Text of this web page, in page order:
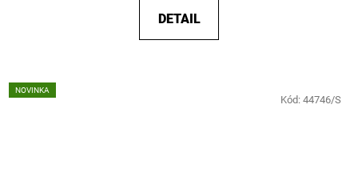
DETAIL
NOVINKA
Kód: 44746/S